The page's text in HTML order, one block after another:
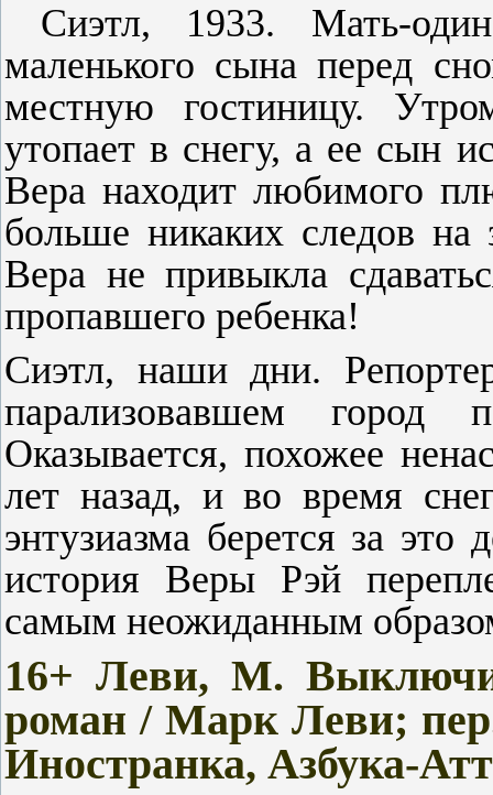
Сиэтл, 1933. Мать-
маленького сына перед
местную гостиницу.
утопает в снегу, а ее сын
Вера находит любимого
больше никаких следов на
Вера не привыкла
пропавшего ребенка!
Сиэтл, наши дни.
парализовавшем город
Оказывается, похожее
лет назад, и во время
энтузиазма берется за это
история Веры Рэй
самым неожиданным
16+ Леви, М.
роман / Марк Леви;
Иностранка, Азбука-